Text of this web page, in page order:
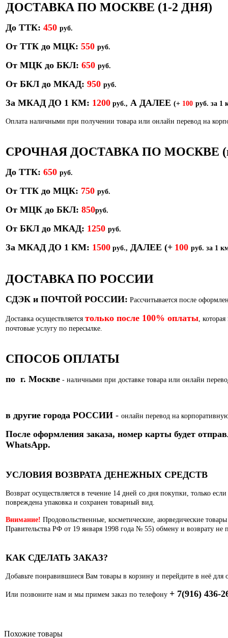
ДОСТАВКА ПО МОСКВЕ (1-2 ДНЯ)
До ТТК: 450 руб.
От ТТК до МЦК: 550 руб.
От МЦК до БКЛ: 650 руб.
От БКЛ до МКАД: 950 руб.
За МКАД ДО 1 КМ: 1200 руб., А ДАЛЕЕ (+ 100 руб. за 1
Оплата наличными при получении товара или онлайн перевод на
СРОЧНАЯ ДОСТАВКА ПО МОСКВЕ (в
До ТТК: 650 руб.
От ТТК до МЦК: 750 руб.
От МЦК до БКЛ: 850руб.
От БКЛ до МКАД: 1250 руб.
За МКАД ДО 1 КМ: 1500 руб., ДАЛЕЕ (+ 100 руб. за 1
ДОСТАВКА ПО РОССИИ
СДЭК и ПОЧТОЙ РОССИИ: Рассчитывается после
Доставка осуществляется только после 100% оплаты,
почтовые услугу по пересылке.
СПОСОБ ОПЛАТЫ
по г. Москве - наличными при доставке товара или онлайн
в другие города РОССИИ - онлайн перевод на
После оформления заказа, номер карты будет
WhatsApp.
УСЛОВИЯ ВОЗВРАТА ДЕНЕЖНЫХ СРЕДСТВ
Возврат осуществляется в течение 14 дней со дня покупки, только
повреждена упаковка и сохранен товарный вид.
Внимание! Продовольственные, косметические, аюрведические
Правительства РФ от 19 января 1998 года № 55) обмену и возврату не
КАК СДЕЛАТЬ ЗАКАЗ?
Добавьте понравившиеся Вам товары в корзину и перейдите в неё для
Или позвоните нам и мы примем заказ по телефону + 7(916) 436-
Похожие товары